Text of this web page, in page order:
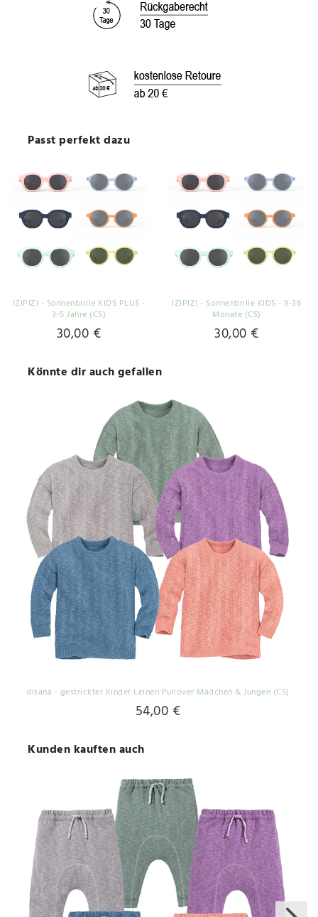
Passt perfekt dazu
IZIPIZI - Sonnenbrille KIDS PLUS -
3-5 Jahre (CS)
30,00 €
IZIPIZI - Sonnenbrille KIDS - 9-36
Monate (CS)
30,00 €
Könnte dir auch gefallen
disana - gestrickter Kinder Leinen Pullover Mädchen & Jungen (CS)
54,00 €
Kunden kauften auch